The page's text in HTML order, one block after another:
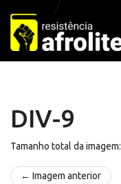
Pular
para
o
conteúdo
DIV-9
Tamanho total da imagem:
← Imagem anterior